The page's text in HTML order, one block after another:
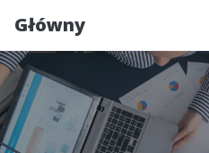
Główny